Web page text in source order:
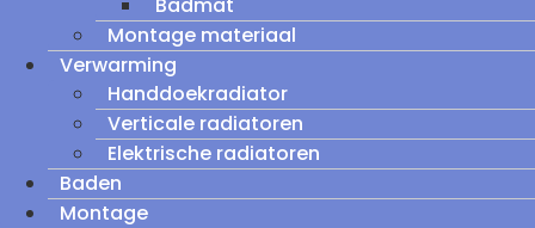
Montage materiaal
Verwarming
Handdoekradiator
Verticale radiatoren
Elektrische radiatoren
Baden
Montage